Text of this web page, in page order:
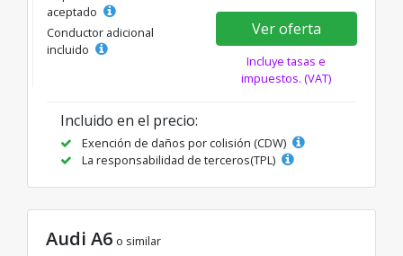
aceptado
Conductor adicional
incluido
Ver oferta
Incluye tasas e
impuestos. (VAT)
Incluido en el precio:
Exención de daños por colisión (CDW)
La responsabilidad de terceros(TPL)
Audi A6 o similar